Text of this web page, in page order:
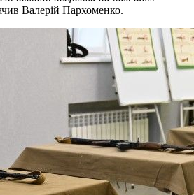
Валерій Пархоменко.